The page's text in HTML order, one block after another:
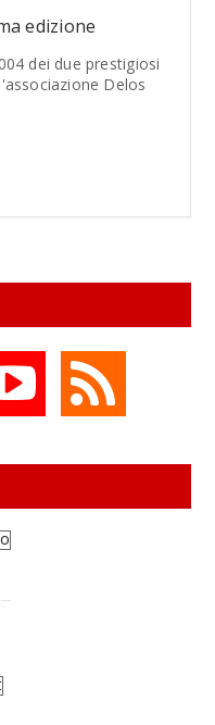
edizione
dei due prestigiosi
Delos